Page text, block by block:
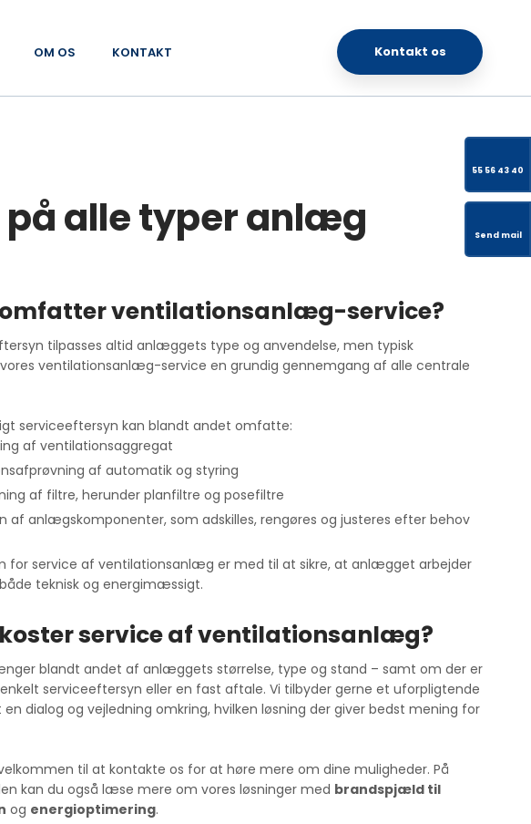
OM OS KONTAKT Kontakt os​
55 56 43 40
Send mail
alle typer anlæg
ventilationsanlæg-service?
tilpasses altid anlæggets type og anvendelse, men typisk
ventilationsanlæg-service en grundig gennemgang af alle centrale
serviceeftersyn kan blandt andet omfatte:
af ventilationsaggregat
af automatik og styring
af filtre, herunder planfiltre og posefiltre
af anlægskomponenter, som adskilles, rengøres og justeres efter behov
for service af ventilationsanlæg er med til at sikre, at anlægget arbejder
teknisk og energimæssigt.
service af ventilationsanlæg?
blandt andet af anlæggets størrelse, type og stand – samt om der er
serviceeftersyn eller en fast aftale. Vi tilbyder gerne et uforpligtende
dialog og vejledning omkring, hvilken løsning der giver bedst mening for
til at kontakte os for at høre mere om dine muligheder. På
kan du også læse mere om vores løsninger med brandspjæld til
og energioptimering.​